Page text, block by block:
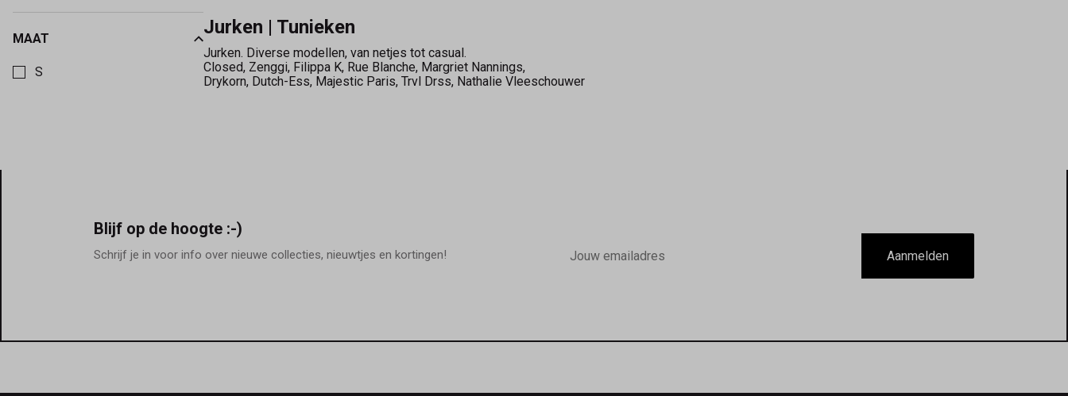
MAAT
S
Jurken | Tunieken
Jurken. Diverse modellen, van netjes tot casual.
Closed, Zenggi, Filippa K, Rue Blanche, Margriet Nannings,
Drykorn, Dutch-Ess, Majestic Paris, Trvl Drss, Nathalie Vleeschouwer
Blijf op de hoogte :-)
Schrijf je in voor info over nieuwe collecties, nieuwtjes en kortingen!
mailadres
Aanmelden